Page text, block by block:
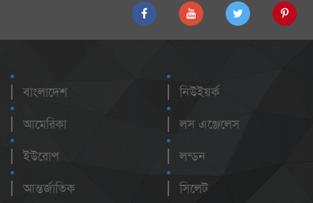
বাংলাদেশ
আমেরিকা
ইউরোপ
আন্তর্জাতিক
নিউইয়র্ক
লস এঞ্জেলেস
লন্ডন
সিলেট